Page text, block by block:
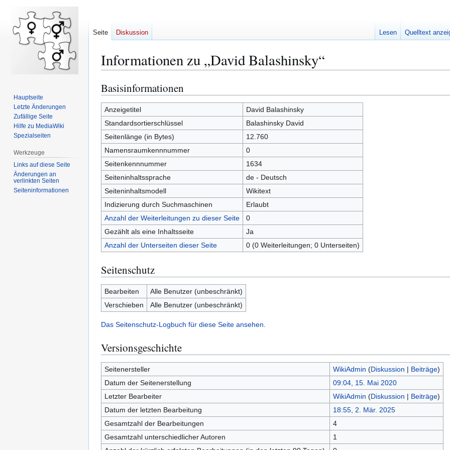
Informationen zu „David Balashinsky“
Zur
Navigation
springen
Zur
Suche
springen
Basisinformationen
Anzeigetitel
David Balashinsky
Standardsortierschlüssel
Balashinsky David
Seitenlänge (in Bytes)
12.760
Namensraumkennnummer
0
Seitenkennnummer
1634
Seiteninhaltssprache
de - Deutsch
Seiteninhaltsmodell
Wikitext
Indizierung durch Suchmaschinen
Erlaubt
Anzahl der Weiterleitungen zu dieser Seite
0
Gezählt als eine Inhaltsseite
Ja
Anzahl der Unterseiten dieser Seite
0 (0 Weiterleitungen; 0 Unterseiten)
Seitenschutz
Bearbeiten
Alle Benutzer (unbeschränkt)
Verschieben
Alle Benutzer (unbeschränkt)
Das Seitenschutz-Logbuch für diese Seite ansehen.
Versionsgeschichte
Seitenersteller WikiAdmin (Diskussion | Beiträge)
Datum der Seitenerstellung
09:04, 15. Mai 2020
Letzter Bearbeiter
WikiAdmin (Diskussion | Beiträge)
Datum der letzten Bearbeitung
18:55, 2. Mär. 2025
Gesamtzahl der Bearbeitungen
4
Gesamtzahl unterschiedlicher Autoren
1
Seite Diskussion Lesen Quelltext
Hauptseite
Letzte Änderungen
Zufällige Seite
Hilfe zu MediaWiki
Spezialseiten
Werkzeuge
Links auf diese Seite
Änderungen an
verlinkten Seiten
Seiten­­informationen